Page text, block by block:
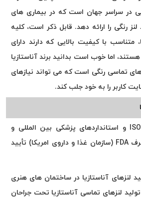
در سراسر جهان است که در بیماری های
رنگی را ارائه دهد. قابل ذکر است، کلیه
متناسب با کیفیت بالایی که دارند دارای
اما خوب است بدانید برند آناستازیا
تماسی رنگی است که می تواند نیازهای
کاربر را به خود جلب کند.
لنزهای این برند دارای ISO و استانداردهای پزشکی بین المللی و
نشان CE هستند و از طرف FDA (سازمان غذا و داروی امریکا) تأیید
لنزهای آناستازیا در ساختمان های هنری
لنزهای تماسی آناستازیا تحت جراحان